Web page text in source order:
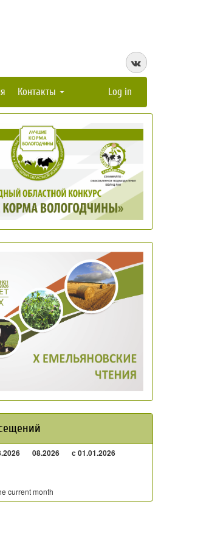
Контакты Log in
08.2026 с 01.01.2026
current month